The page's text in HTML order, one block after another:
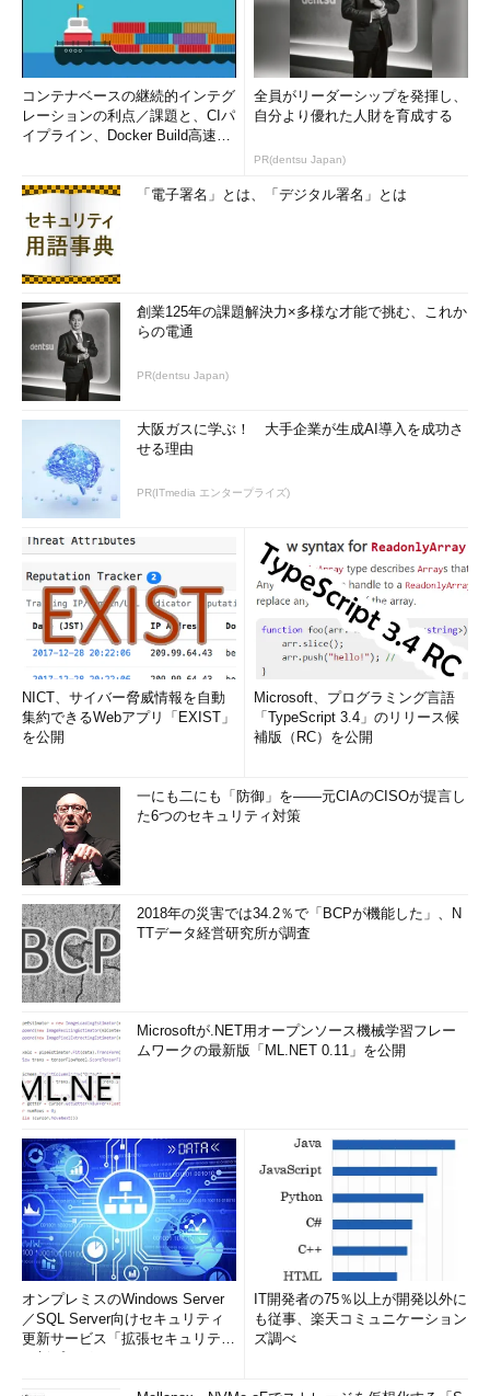
Windows Vista／Windows Server 2008以降でこのThumbs.db
ファイルの作成を抑制する方法はいくつかある。以前のようにフ
ォルダごとのオプションで［縮小版にファイル アイコンを表示
する］を選択すればよいが（OSのバージョンやSPのレベルによ
っては表示されないことがある）、ユーザーごとのデフォルト設
定を変更するには、システムのプロパティを利用する。コントロ
定］タブにある［パフォーマンス］グループの［設定］ボタンを
クリックする。
縮小版の使用の抑制
これはWindows 7 SP1のパフォーマンス・オプシ
ョンの設定画面。システムのプロパティ画面で、
［詳細設定］タブにある［パフォーマンス］グル
ープの［設定］ボタンをクリックすると表示され
る。
（1） このタブを選択する。
（2）これを選択する。
（3）このチェック・ボックスをオフにする。
すると、以後はThumbs.dbファイルは作成されな
パフォーマンス・オプションの［視覚効果］グループで「カス
タム」を選択し、その中にある［アイコンの代わりに縮小版を表
示する］というオプションをオフにする。これでThumbs.dbファ
のデフォルト値になる）。
●ポリシーやレジストリにより設定
はフォルダごとに、Thumbs.dbファイルが作成されることがあ
る。このような場合は、ローカル・ポリシーを使って設定すると
よい。
表示させるか、左下の検索ボックスに「gpedit.msc」と入力し
て、ローカル・グループ・ポリシー・エディタを起動する（ドメ
イン全体に対して設定する場合は、ドメインのグループ・ポリシ
ーを編集する。ただしエディションによってはこのツールは利用
できない）。そして、［ローカル コンピュータ ポリシー］の下
にある［ユーザーの構成］を開き、［管理用テンプレート］－
［Windows コンポーネント］－［エクスプローラー］のツリー
を表示させる。
コンテナベースの継続的インテグ
レーションの利点／課題と、CIパ
イプライン、Docker Build高速化
全員がリーダーシップを発揮し、
自分より優れた人財を育成する
PR(dentsu Japan)
「電子署名」とは、「デジタル署名」とは
創業125年の課題解決力×多様な才能で挑む、これか
らの電通
PR(dentsu Japan)
大阪ガスに学ぶ！ 大手企業が生成AI導入を成功さ
せる理由
PR(ITmedia エンタープライズ)
NICT、サイバー脅威情報を自動
集約できるWebアプリ「EXIST」
を公開
Microsoft、プログラミング言語
「TypeScript 3.4」のリリース候
補版（RC）を公開
一にも二にも「防御」を――元CIAのCISOが提言し
た6つのセキュリティ対策
2018年の災害では34.2％で「BCPが機能した」、N
TTデータ経営研究所が調査
Microsoftが.NET用オープンソース機械学習フレー
ムワークの最新版「ML.NET 0.11」を公開
オンプレミスのWindows Server
／SQL Server向けセキュリティ
更新サービス「拡張セキュリティ
IT開発者の75％以上が開発以外に
も従事、楽天コミュニケーション
ズ調べ